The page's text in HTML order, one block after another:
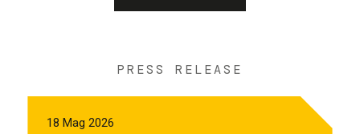
PRESS RELEASE
18 Mag 2026